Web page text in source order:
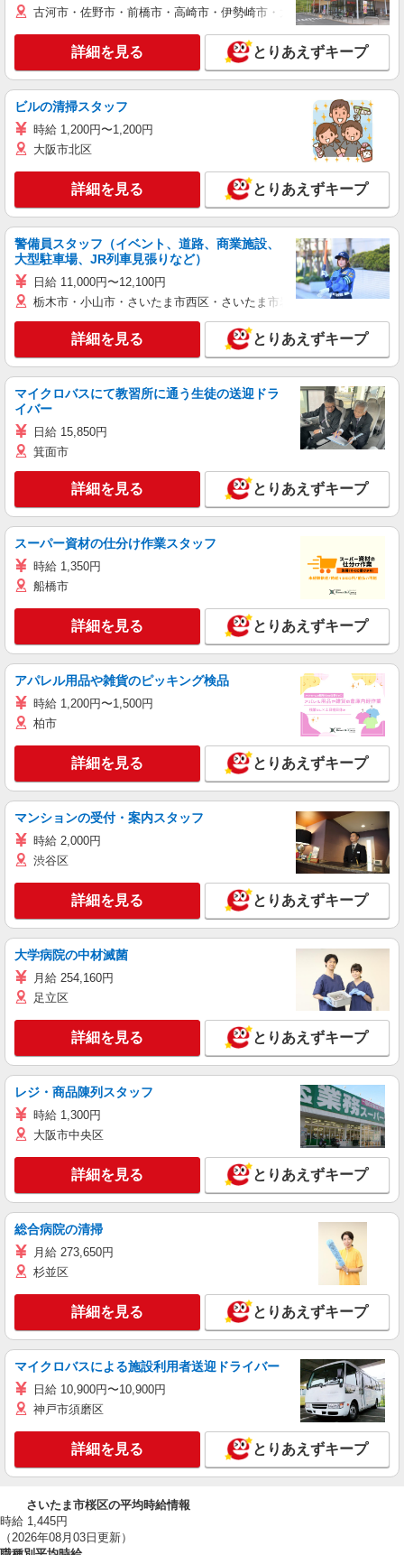
古河市・佐野市・前橋市・高崎市・伊勢崎市・太田市・館林市・藤
詳細を見る とりあえずキープ
ビルの清掃スタッフ
時給 1,200円〜1,200円
大阪市北区
詳細を見る とりあえずキープ
警備員スタッフ（イベント、道路、商業施設、
大型駐車場、JR列車見張りなど）
日給 11,000円〜12,100円
栃木市・小山市・さいたま市西区・さいたま市岩槻区・久喜市・蓮田
詳細を見る とりあえずキープ
マイクロバスにて教習所に通う生徒の送迎ドラ
イバー
日給 15,850円
箕面市
詳細を見る とりあえずキープ
スーパー資材の仕分け作業スタッフ
時給 1,350円
船橋市
詳細を見る とりあえずキープ
アパレル用品や雑貨のピッキング検品
時給 1,200円〜1,500円
柏市
詳細を見る とりあえずキープ
マンションの受付・案内スタッフ
時給 2,000円
渋谷区
詳細を見る とりあえずキープ
大学病院の中材滅菌
月給 254,160円
足立区
詳細を見る とりあえずキープ
レジ・商品陳列スタッフ
時給 1,300円
大阪市中央区
詳細を見る とりあえずキープ
総合病院の清掃
月給 273,650円
杉並区
詳細を見る とりあえずキープ
マイクロバスによる施設利用者送迎ドライバー
日給 10,900円〜10,900円
神戸市須磨区
詳細を見る とりあえずキープ
さいたま市桜区の平均時給情報
時給 1,445円
（2026年08月03日更新）